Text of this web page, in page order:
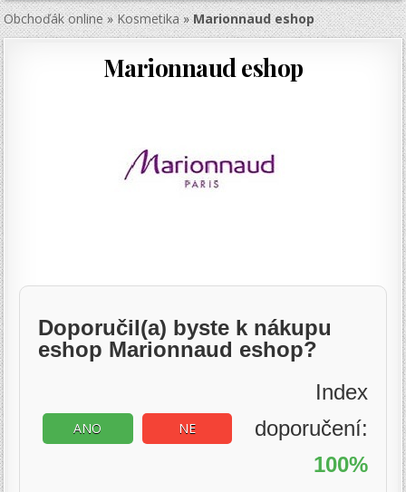
Obchoďák online»Kosmetika»Marionnaud eshop
Marionnaud eshop
Doporučil(a) byste k nákupu
eshop Marionnaud eshop?
ANO NE
Index
doporučení:
100%